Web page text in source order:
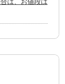
は、お値段は